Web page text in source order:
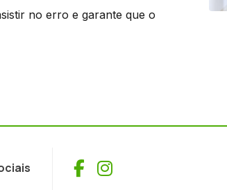
no erro e garante que o
Facebook
Instagram